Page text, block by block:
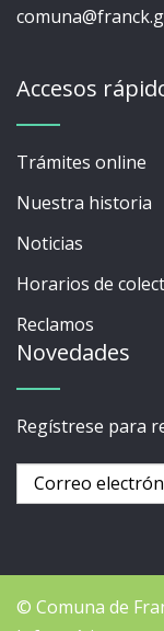
Accesos
Trámites online
Nuestra historia
Noticias
Horarios de
Reclamos
Novedades
Regístrese para
© Comuna de